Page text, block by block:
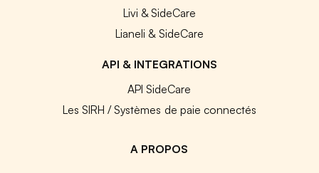
Livi & SideCare
Lianeli & SideCare
API & INTEGRATIONS
API SideCare
Les SIRH / Systèmes de paie connectés
A PROPOS